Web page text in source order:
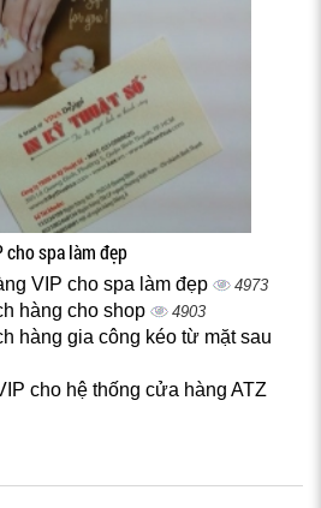
cho spa làm đẹp
VIP cho spa làm đẹp 4973
hàng cho shop 4903
hàng gia công kéo từ mặt sau
cho hệ thống cửa hàng ATZ